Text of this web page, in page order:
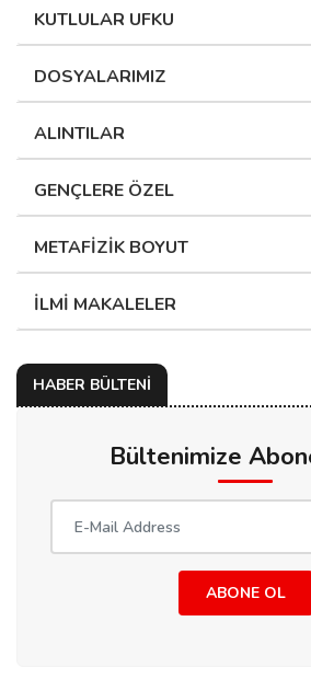
KUTLULAR UFKU
DOSYALARIMIZ
ALINTILAR
GENÇLERE ÖZEL
METAFİZİK BOYUT
İLMİ MAKALELER
HABER BÜLTENİ
Bültenimize
ABONE OL